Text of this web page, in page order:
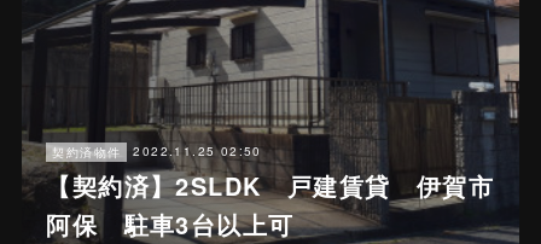
契約済物件 2022.11.25 02:50
【契約済】2SLDK 戸建賃貸 伊賀市
阿保 駐車3台以上可